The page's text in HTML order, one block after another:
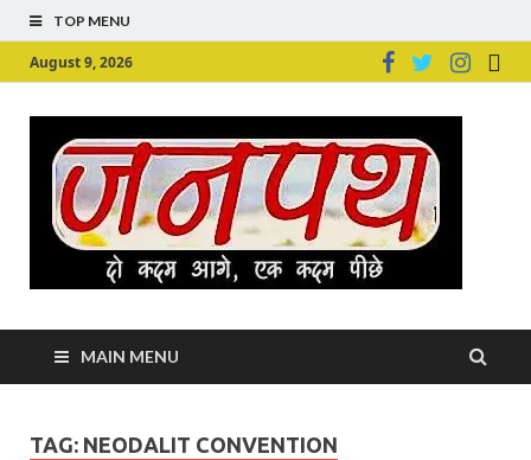
TOP MENU
August 9, 2026
MAIN MENU
TAG: NEODALIT CONVENTION